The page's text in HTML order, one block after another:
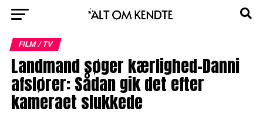
FILM / TV
Landmand søger kærlighed-Danni
afslører: Sådan gik det efter
kameraet slukkede